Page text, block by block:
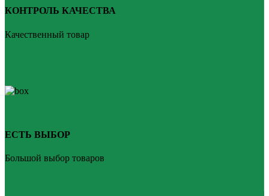
КОНТРОЛЬ КАЧЕСТВА
Качественный товар
ЕСТЬ ВЫБОР
Большой выбор товаров